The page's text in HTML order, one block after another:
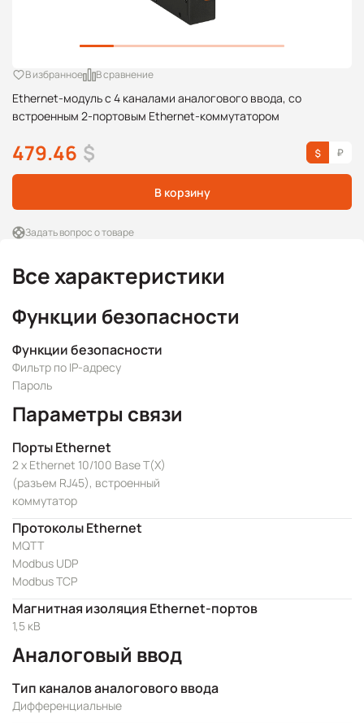
Ethernet-модуль с 4 каналами аналогового ввода, со
встроенным 2-портовым Ethernet-коммутатором
В избранное В сравнение
479.46 $
В корзину
Задать вопрос о товаре
Все характеристики
Функции безопасности
Функции безопасности
Фильтр по IP-адресу
Пароль
Параметры связи
Порты Ethernet
2 x Ethernet 10/100 Base T(X)
(разъем RJ45), встроенный
коммутатор
Протоколы Ethernet
MQTT
Modbus UDP
Modbus TCP
Магнитная изоляция Ethernet-портов
1,5 кВ
Аналоговый ввод
Тип каналов аналогового ввода
Дифференциальные